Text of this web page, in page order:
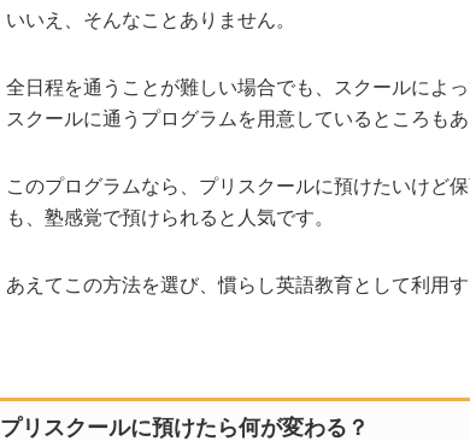
いいえ、そんなことありません。
全日程を通うことが難しい場合でも、スクールによ
スクールに通うプログラムを用意しているところもあ
このプログラムなら、プリスクールに預けたいけど
も、塾感覚で預けられると人気です。
あえてこの方法を選び、慣らし英語教育として利用す
プリスクールに預けたら何が変わる？